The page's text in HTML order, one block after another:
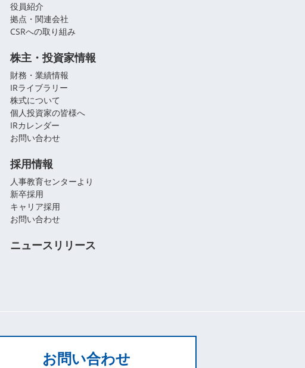
役員紹介
拠点・関連会社
CSRへの取り組み
株主・投資家情報
財務・業績情報
IRライブラリー
株式について
個人投資家の皆様へ
IRカレンダー
お問い合わせ
採用情報
人事教育センターより
新卒採用
キャリア採用
お問い合わせ
ニュースリリース
お問い合わせ